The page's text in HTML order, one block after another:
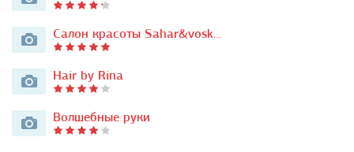
Салон красоты Sahar&vosk…
Hair by Rina
Волшебные руки